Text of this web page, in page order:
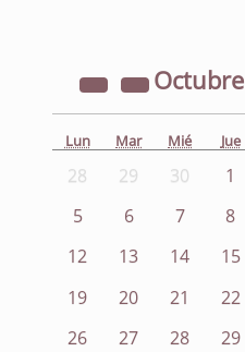
Octubre
Lun Mar Mié Jue
28 29 30 1
5
6 7 8
12
13 14 15
19
20 21 22
26
27 28 29